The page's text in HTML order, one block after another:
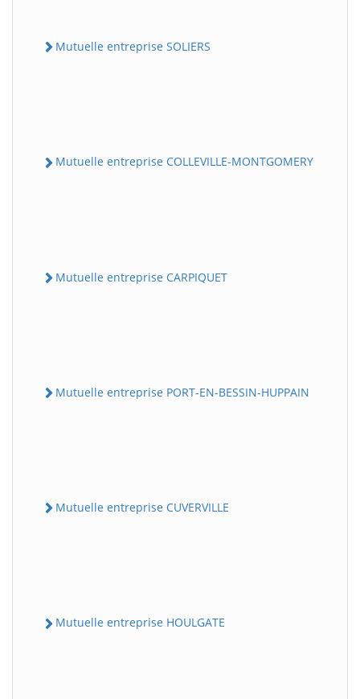
Mutuelle entreprise SOLIERS
Mutuelle entreprise COLLEVILLE-MONTGOMERY
Mutuelle entreprise CARPIQUET
Mutuelle entreprise PORT-EN-BESSIN-HUPPAIN
Mutuelle entreprise CUVERVILLE
Mutuelle entreprise HOULGATE